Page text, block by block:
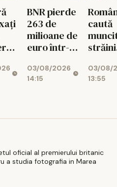
de
BNR pierde
263 de
milioane de
euro într-o
lună!
Rezervele
României
03/08/2026
14:15
caută
străini
de
03/08/
13:55
oficial al premierului britanic
a studia fotografia in Marea